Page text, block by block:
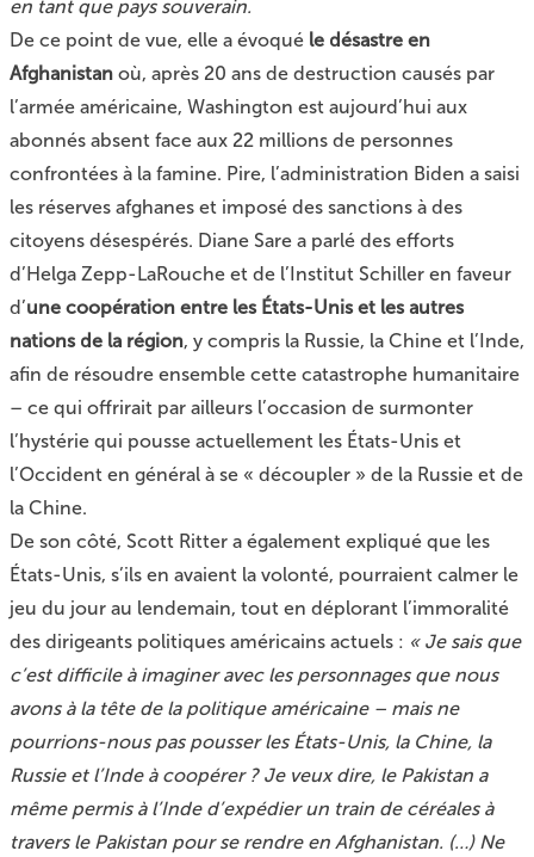
en tant que pays souverain.
De ce point de vue, elle a évoqué le désastre en
Afghanistan où, après 20 ans de destruction causés par
l’armée américaine, Washington est aujourd’hui aux
abonnés absent face aux 22 millions de personnes
confrontées à la famine. Pire, l’administration Biden a saisi
les réserves afghanes et imposé des sanctions à des
citoyens désespérés. Diane Sare a parlé des efforts
d’Helga Zepp-LaRouche et de l’Institut Schiller en faveur
d’une coopération entre les États-Unis et les autres
nations de la région, y compris la Russie, la Chine et l’Inde,
afin de résoudre ensemble cette catastrophe humanitaire
– ce qui offrirait par ailleurs l’occasion de surmonter
l’hystérie qui pousse actuellement les États-Unis et
l’Occident en général à se « découpler » de la Russie et de
la Chine.
De son côté, Scott Ritter a également expliqué que les
États-Unis, s’ils en avaient la volonté, pourraient calmer le
jeu du jour au lendemain, tout en déplorant l’immoralité
des dirigeants politiques américains actuels : « Je sais que
c’est difficile à imaginer avec les personnages que nous
avons à la tête de la politique américaine – mais ne
pourrions-nous pas pousser les États-Unis, la Chine, la
Russie et l’Inde à coopérer ? Je veux dire, le Pakistan a
même permis à l’Inde d’expédier un train de céréales à
travers le Pakistan pour se rendre en Afghanistan. (…) Ne